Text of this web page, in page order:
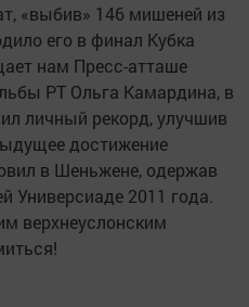
«выбив» 146 мишеней из
его в финал Кубка
нам Пресс-атташе
РТ Ольга Камардина, в
личный рекорд, улучшив
достижение
в Шеньжене, одержав
Универсиаде 2011 года.
верхнеуслонским